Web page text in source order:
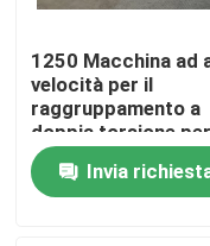
Casa.
Prodotti
1250 Macchina ad
velocità per il
raggruppamento a
doppia torsione per
filo/cavo 10 16 25
4*2.5 Invia